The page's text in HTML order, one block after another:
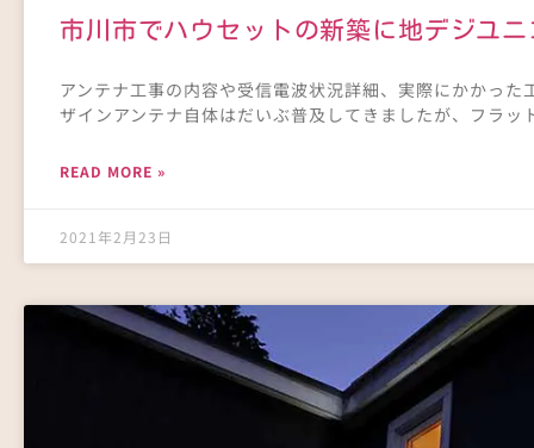
市川市でハウセットの新築に地デジユ
アンテナ工事の内容や受信電波状況詳細、実際にかかっ
ザインアンテナ自体はだいぶ普及してきましたが、フラッ
READ MORE »
2021年2月23日